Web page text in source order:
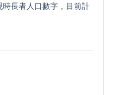
長者人口數字，目前計